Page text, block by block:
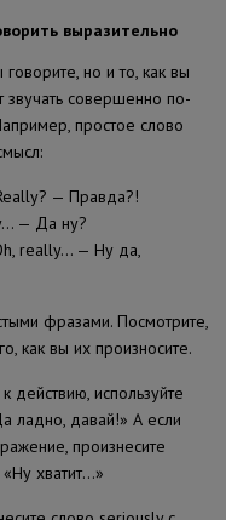
выразительно
но и то, как вы
совершенно по-
простое слово
— Правда?!
— Да ну?
really… — Ну да,
фразами. Посмотрите,
как вы их произносите.
действию, используйте
ладно, давай!» А если
произнесите
хватит…»